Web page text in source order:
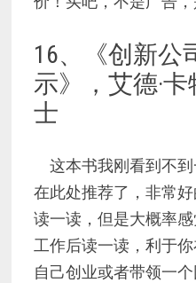
16、《创新公
示》，艾德·
士
这本书我刚看到不
在此处推荐了，非常
读一读，但是大概率
工作后读一读，利于
自己创业或者带领一